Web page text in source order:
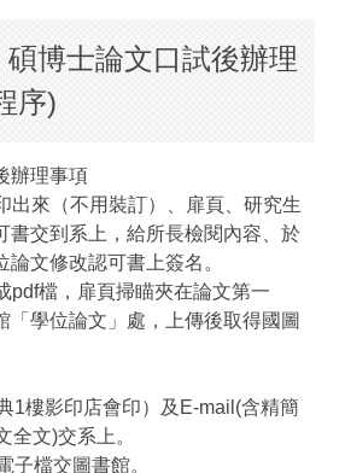
碩博士論文口試後辦理
序)
辦理事項
出來（不用裝訂）、扉頁、研究生
書交到系上，給所長檢閱內容、於
論文修改認可書上簽名。
pdf檔，扉頁掃瞄夾在論文第一
「學位論文」處，上傳後取得國圖
1樓影印店會印）及E-mail(含精簡
全文)交系上。
子檔交圖書館。